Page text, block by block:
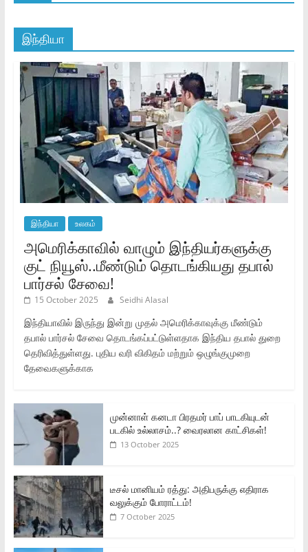
இந்தியா
இந்தியா உலகம்
அமெரிக்காவில் வாழும் இந்தியர்களுக்கு
குட் நியூஸ்..மீண்டும் தொடங்கியது தபால்
பார்சல் சேவை!
15 October 2025 Seidhi Alasal
இந்தியாவில் இருந்து இன்று முதல் அமெரிக்காவுக்கு மீண்டும்
தபால் பார்சல் சேவை தொடங்கப்பட்டுள்ளதாக இந்திய தபால் துறை
தெரிவித்துள்ளது. புதிய வரி விகிதம் மற்றும் ஒழுங்குமுறை
தேவைகளுக்காக
முன்னாள் கனடா பிரதமர் பாப் பாடகியுடன்
படகில் உல்லாசம்..? வைரலான காட்சிகள்!
13 October 2025
டீசல் மானியம் ரத்து: அதிபருக்கு எதிராக
வலுக்கும் போராட்டம்!
7 October 2025